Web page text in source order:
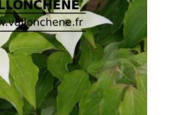
Produktseite
gewählt
werden